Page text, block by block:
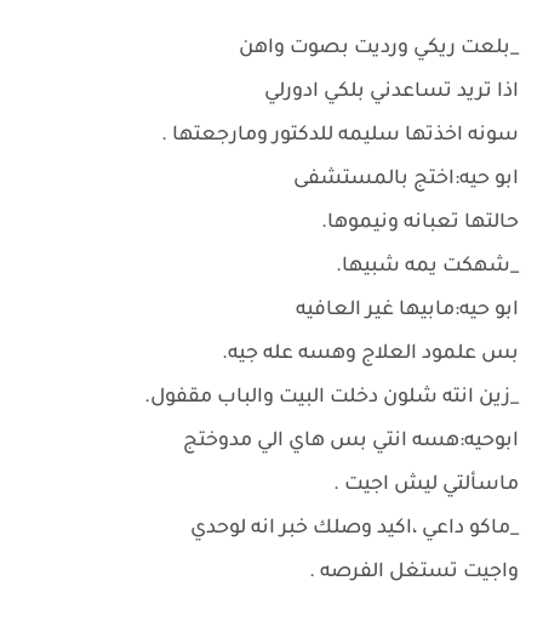
_بلعت ريكي ورديت بصوت واهن
اذا تريد تساعدني بلكي ادورلي
سونه اخذتها سليمه للدكتور ومارجعتها .
ابو حيه:اختج بالمستشفى
حالتها تعبانه ونيموها.
_شهكت يمه شبيها.
ابو حيه:مابيها غير العافيه
بس علمود العلاج وهسه عله جيه.
_زين انته شلون دخلت البيت والباب مقفول.
ابوحيه:هسه انتي بس هاي الي مدوختج
ماسألتي ليش اجيت .
_ماكو داعي ،اكيد وصلك خبر انه لوحدي
واجيت تستغل الفرصه .